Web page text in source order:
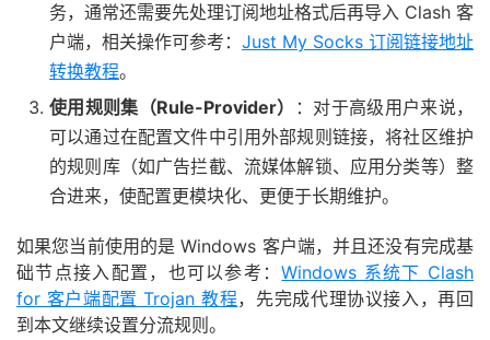
务，通常还需要先处理订阅地址格式后再导入 Clash 客
户端，相关操作可参考： Just My Socks 订阅链接地址
转换教程。
使用规则集（Rule-Provider）
：对于高级用户来说，
可以通过在配置文件中引用外部规则链接，将社区维护
的规则库（如广告拦截、流媒体解锁、应用分类等）整
合进来，使配置更模块化、更便于长期维护。
如果您当前使用的是 Windows 客户端，并且还没有完成基
础节点接入配置，也可以参考：Windows 系统下 Clash
for 客户端配置 Trojan 教程，先完成代理协议接入，再回
到本文继续设置分流规则。